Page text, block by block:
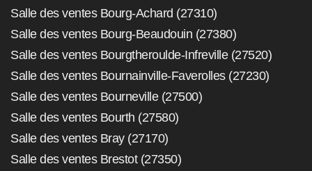
Salle des ventes Bourg-Achard (27310)
Salle des ventes Bourg-Beaudouin (27380)
Salle des ventes Bourgtheroulde-Infreville (27520)
Salle des ventes Bournainville-Faverolles (27230)
Salle des ventes Bourneville (27500)
Salle des ventes Bourth (27580)
Salle des ventes Bray (27170)
Salle des ventes Brestot (27350)